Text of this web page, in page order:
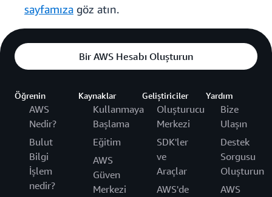
sayfamıza göz atın.
Bir AWS Hesabı Oluşturun
Öğrenin
AWS
Nedir?
Bulut
Bilgi
İşlem
nedir?
Kaynaklar
Kullanmaya
Başlama
Eğitim
AWS
Güven
Merkezi
Geliştiriciler
Oluşturucu
Merkezi
SDK'ler
ve
Araçlar
AWS'de
Yardım
Bize
Ulaşın
Destek
Sorgusu
Oluşturun
AWS